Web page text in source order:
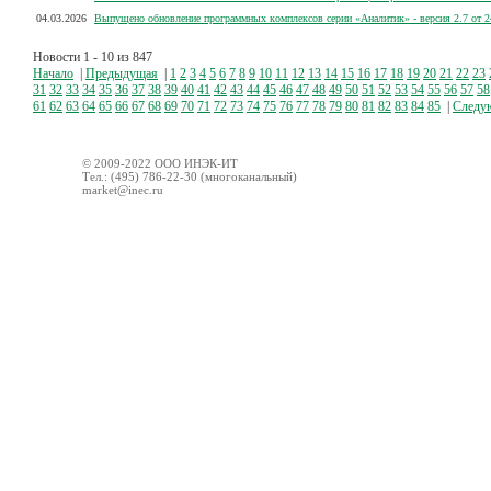
04.03.2026
Выпущено обновление программных комплексов серии «Аналитик» - версия 2.7 от
Новости 1 - 10 из 847
Начало
Предыдущая 1 2 3 4 5 6 7 8 9 10 11 12 13 14 15 16 17 18 19 20 21 22 23
31 32 33 34 35 36 37 38 39 40 41 42 43 44 45 46 47 48 49 50 51 52 53 54 55 56 57 58
61 62 63 64 65 66 67 68 69 70 71 72 73 74 75 76 77 78 79 80 81 82 83 84 85
© 2009-2022 ООО ИНЭК-ИТ
Тел.: (495) 786-22-30 (многоканальный)
market@inec.ru